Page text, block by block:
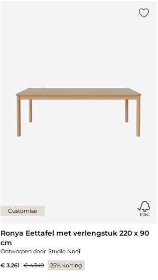
Customise
Ronya Eettafel met verlengstuk 220 x 90
cm
Ontworpen door Studio Nooi
€ 3.261 € 4.349 25% korting